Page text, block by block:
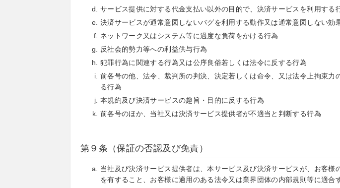
サービス提供に対する代金支払い以外の目的で、決済サービスを利用する
決済サービスが通常意図しないバグを利用する動作又は通常意図しない
ネットワーク又はシステム等に過度な負荷をかける行為
反社会的勢力等への利益供与行為
犯罪行為に関連する行為又は公序良俗若しくは法令に反する行為
前各号の他、法令、裁判所の判決、決定若しくは命令、又は法令上拘束
る行為
本規約及び決済サービスの趣旨・目的に反する行為
前各号のほか、当社又は決済サービス提供者が不適当と判断する行為
第９条（保証の否認及び免責）
当社及び決済サービス提供者は、本サービス及び決済サービスが、お客
を有すること、お客様に適用のある法令又は業界団体の内部規則等に適